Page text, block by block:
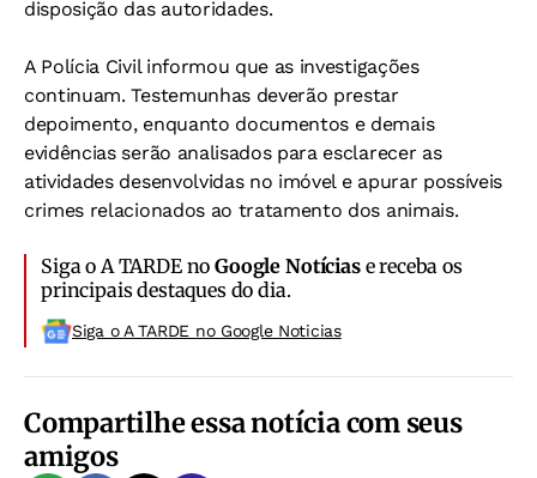
disposição das autoridades.
A Polícia Civil informou que as investigações
continuam. Testemunhas deverão prestar
depoimento, enquanto documentos e demais
evidências serão analisados para esclarecer as
atividades desenvolvidas no imóvel e apurar possíveis
crimes relacionados ao tratamento dos animais.
Siga o A TARDE noGoogle Notíciase receba os
principais destaques do dia.
Siga o A TARDE no Google Noticias
Compartilhe essa notícia com seus
amigos